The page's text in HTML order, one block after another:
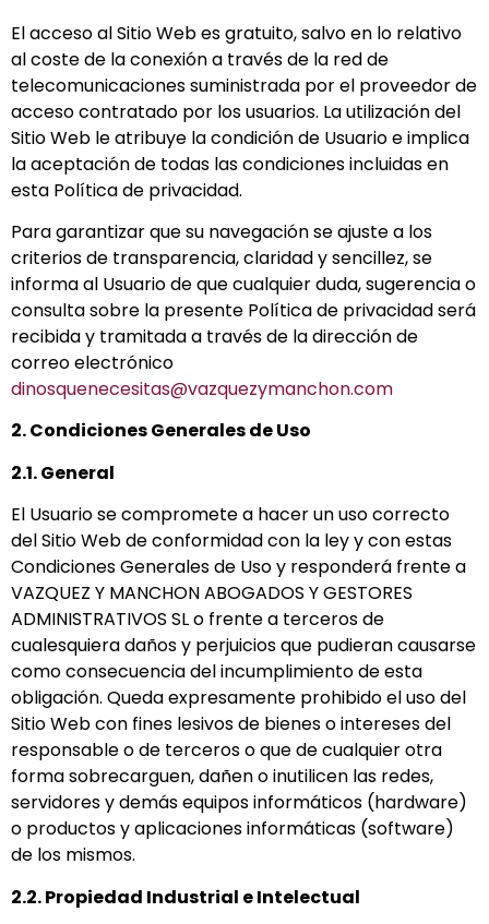
El acceso al Sitio Web es gratuito, salvo en lo relativo
al coste de la conexión a través de la red de
telecomunicaciones suministrada por el proveedor de
acceso contratado por los usuarios. La utilización del
Sitio Web le atribuye la condición de Usuario e implica
la aceptación de todas las condiciones incluidas en
esta Política de privacidad.
Para garantizar que su navegación se ajuste a los
criterios de transparencia, claridad y sencillez, se
informa al Usuario de que cualquier duda, sugerencia o
consulta sobre la presente Política de privacidad será
recibida y tramitada a través de la dirección de
correo electrónico
dinosquenecesitas@vazquezymanchon.com
2. Condiciones Generales de Uso
2.1. General
El Usuario se compromete a hacer un uso correcto
del Sitio Web de conformidad con la ley y con estas
Condiciones Generales de Uso y responderá frente a
VAZQUEZ Y MANCHON ABOGADOS Y GESTORES
ADMINISTRATIVOS SL o frente a terceros de
cualesquiera daños y perjuicios que pudieran causarse
como consecuencia del incumplimiento de esta
obligación. Queda expresamente prohibido el uso del
Sitio Web con fines lesivos de bienes o intereses del
responsable o de terceros o que de cualquier otra
forma sobrecarguen, dañen o inutilicen las redes,
servidores y demás equipos informáticos (hardware)
o productos y aplicaciones informáticas (software)
de los mismos.
2.2. Propiedad Industrial e Intelectual